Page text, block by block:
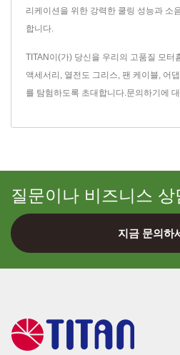
리케이션을 위한 강력한 쿨링 성능과 소
합니다.
TITAN이(가) 당신을 우리의 고품질 모터
액세서리 , 열전도 그리스, 팬 케이블, 어
를 탐험하도록 초대합니다.문의하기 에
질문이나 비즈니스
지금 문의하